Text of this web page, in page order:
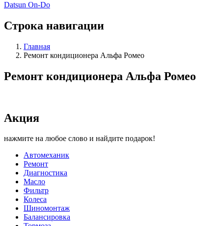
Datsun On-Do
Строка навигации
Главная
Ремонт кондиционера Альфа Ромео
Ремонт кондиционера Альфа Ромео
Акция
нажмите на любое слово и найдите подарок!
Автомеханик
Ремонт
Диагностика
Масло
Фильтр
Колеса
Шиномонтаж
Балансировка